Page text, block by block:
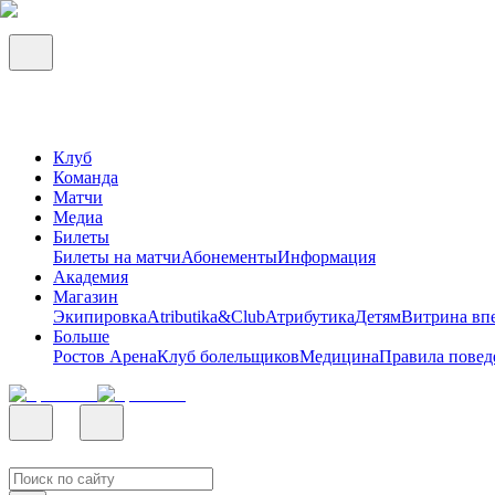
Клуб
Команда
Матчи
Медиа
Билеты
Билеты на матчиАбонементыИнформация
Академия
Магазин
ЭкипировкаAtributika&ClubАтрибутикаДетямВитрина
Больше
Ростов АренаКлуб болельщиковМедицинаПравила